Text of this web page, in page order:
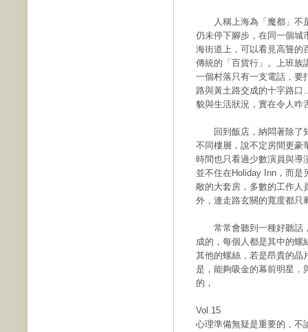
人稱上海為「魔都」不是
仍未停下腳步，在同一個城
海街道上，可以看見高聳的
傳統的「百貨行」。上班族
一個村落只有一支電話，要
路與黃土路交成的十字路
貌與生活狀況，實在令人咋
回到飯店，納悶著除了知
不同樓層，說不定房間更豪
時間也只看過少數演員與導
並不住在Holiday Inn，而是
敞的大套房，多數的工作人
外，連走路玄關的寬度都只
常常會聽到一種好聽話，
成的，每個人都是其中的螺
其他的螺絲，若是昂貴的晶
是，能夠吸金的幕前明星，
的，
Vol.15
心理準備無疑是重要的，不